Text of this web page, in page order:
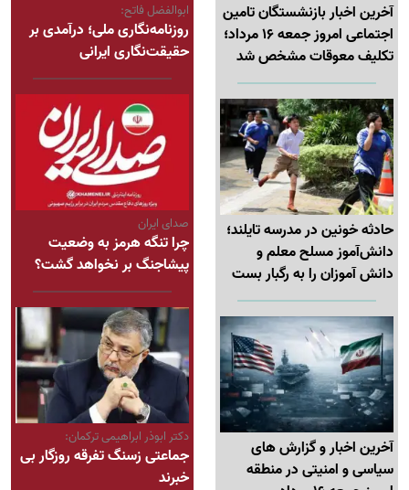
آخرین اخبار بازنشستگان تامین
اجتماعی امروز جمعه 16 مرداد؛
تکلیف معوقات مشخص شد
حادثه خونین در مدرسه تایلند؛
دانش‌آموز مسلح معلم و
دانش آموزان را به رگبار بست
آخرین اخبار و گزارش های
سیاسی و امنیتی در منطقه
ابوالفضل فاتح:
روزنامه‌نگاری ملی؛ درآمدی بر
حقیقت‌نگاری ایرانی
صدای ایران
چرا تنگه هرمز به وضعیت
پیشاجنگ بر نخواهد گشت؟
دکتر ابوذر ابراهیمی ترکمان:
جماعتی زسنگ تفرقه روزگار بی
خبرند